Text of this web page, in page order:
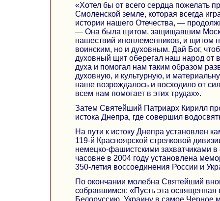
«Хотел бы от всего сердца пожелать
Смоленской земле, которая всегда
истории нашего Отечества, —
— Она была щитом, защищавшим
нашествий иноплеменников, и щитом
воинским, но и духовным. Дай Бог,
духовный щит оберегал наш народ от
духа и помогал нам таким образом
духовную, и культурную, и
наше возрождалось и восходило от
всем нам помогает в этих трудах».
Затем Святейший Патриарх Кирилл
истока Днепра, где совершил
На пути к истоку Днепра установлен
119-й Красноярской стрелковой
немецко-фашистскими захватчиками в
часовне в 2004 году установлена
350-летия воссоединения России и
По окончании молебна Святейший
собравшимся: «Пусть эта освященная
Белоруссию, Украину в самое Черное